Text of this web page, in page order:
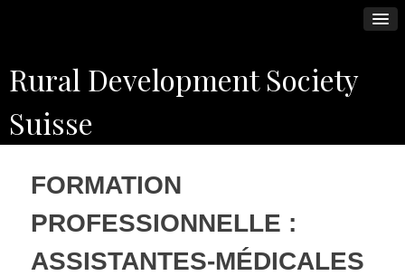
to
content
Rural Development Society
Suisse
FORMATION
PROFESSIONNELLE :
ASSISTANTES-MÉDICALES